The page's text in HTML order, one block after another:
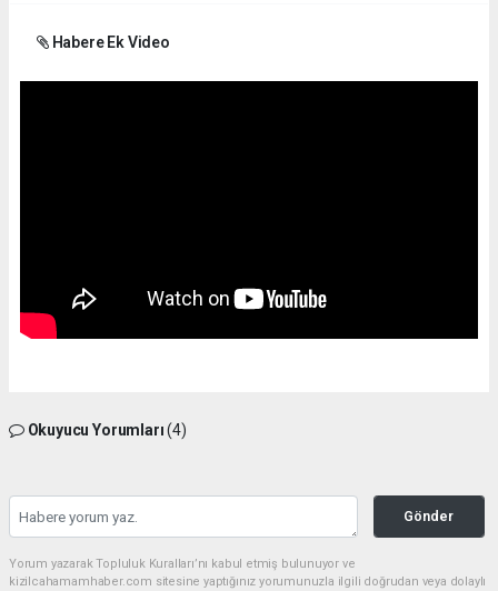
Habere Ek Video
Okuyucu Yorumları(4)
Gönder
Yorum yazarak Topluluk Kuralları’nı kabul etmiş bulunuyor ve
kizilcahamamhaber.com sitesine yaptığınız yorumunuzla ilgili doğrudan veya dolaylı